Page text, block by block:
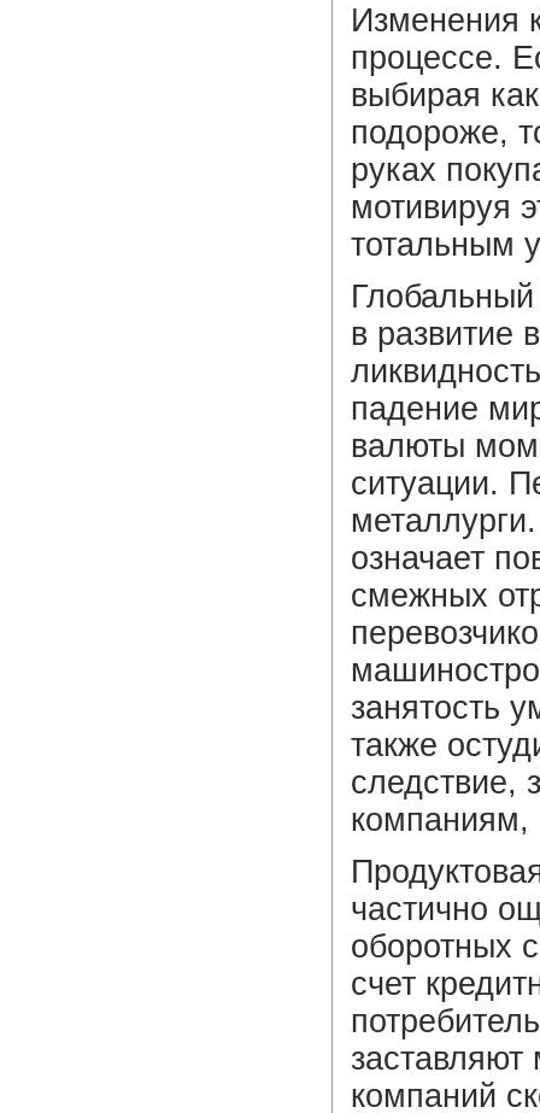
Изменения
процессе.
выбирая
подороже,
руках
мотивируя
тотальным
в развитие
падение
валюты
ситуации.
означает
смежных
занятость
также
следствие,
компаниям,
частично
оборотных
счет
заставляют
компаний